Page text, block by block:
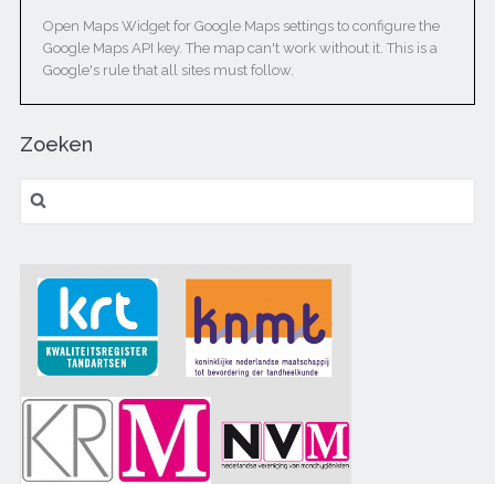
Open Maps Widget for Google Maps settings to configure the
Google Maps API key. The map can't work without it. This is a
Google's rule that all sites must follow.
Zoeken
Zoeken naar: